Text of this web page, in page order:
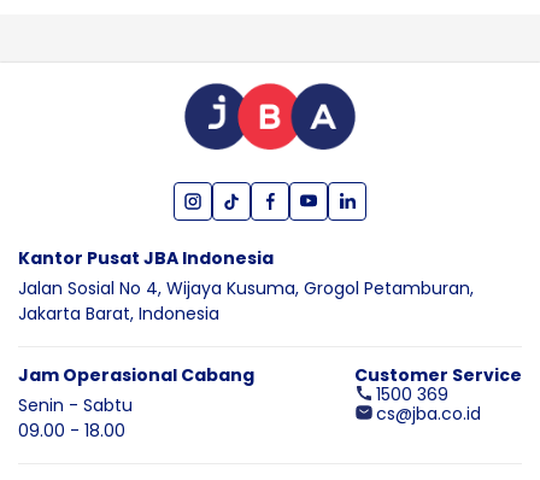
Kantor Pusat JBA Indonesia
Jalan Sosial No 4, Wijaya Kusuma, Grogol Petamburan,
Jakarta Barat, Indonesia
Jam Operasional Cabang
Senin - Sabtu
09.00 - 18.00
Customer Service
1500 369
cs@jba.co.id